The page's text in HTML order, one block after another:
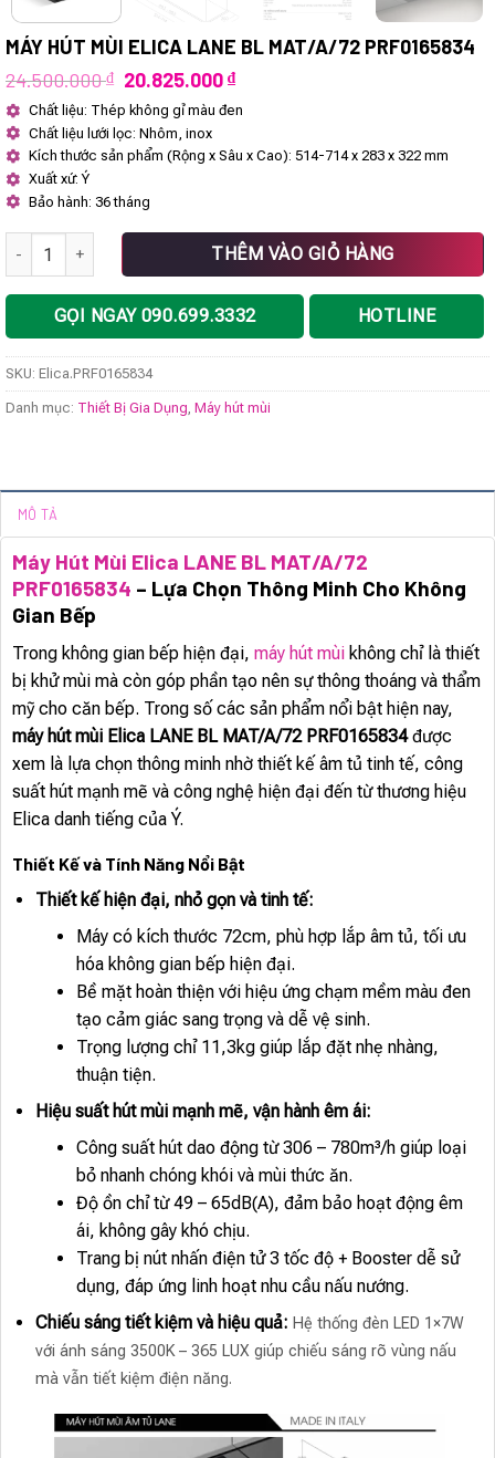
MÁY HÚT MÙI ELICA LANE BL MAT/A/72 PRF0165834
24.500.000₫ Giá
gốc
là:
24.500.000 ₫.
20.825.000₫Giá
tại
20.825.000 ₫.
Chất liệu: Thép không gỉ màu đen
Chất liệu lưới lọc: Nhôm, inox
Kích thước sản phẩm (Rộng x Sâu x Cao): 514-714 x 283 x 322 mm
Xuất xứ: Ý
Bảo hành: 36 tháng
Máy hút mùi Elica LANE BL MAT/A/72 PRF0165834 số lượng
THÊM VÀO GIỎ HÀNG
GỌI NGAY 090.699.3332 HOTLINE
SKU: Elica.PRF0165834
Danh mục: Thiết Bị Gia Dụng, Máy hút mùi
MÔ TẢ
Máy Hút Mùi Elica LANE BL MAT/A/72
PRF0165834 – Lựa Chọn Thông Minh Cho Không
Gian Bếp
Trong không gian bếp hiện đại, máy hút mùi không chỉ là thiết
bị khử mùi mà còn góp phần tạo nên sự thông thoáng và thẩm
mỹ cho căn bếp. Trong số các sản phẩm nổi bật hiện nay,
máy hút mùi Elica LANE BL MAT/A/72 PRF0165834được
xem là lựa chọn thông minh nhờ thiết kế âm tủ tinh tế, công
suất hút mạnh mẽ và công nghệ hiện đại đến từ thương hiệu
Elica danh tiếng của Ý.
Thiết Kế và Tính Năng Nổi Bật
Thiết kế hiện đại, nhỏ gọn và tinh tế:
Máy có kích thước 72cm, phù hợp lắp âm tủ, tối ưu
hóa không gian bếp hiện đại.
Bề mặt hoàn thiện với hiệu ứng chạm mềm màu đen
tạo cảm giác sang trọng và dễ vệ sinh.
Trọng lượng chỉ 11,3kg giúp lắp đặt nhẹ nhàng,
thuận tiện.
Hiệu suất hút mùi mạnh mẽ, vận hành êm ái:
Công suất hút dao động từ 306 – 780m³/h giúp loại
bỏ nhanh chóng khói và mùi thức ăn.
Độ ồn chỉ từ 49 – 65dB(A), đảm bảo hoạt động êm
ái, không gây khó chịu.
Trang bị nút nhấn điện tử 3 tốc độ + Booster dễ sử
dụng, đáp ứng linh hoạt nhu cầu nấu nướng.
Chiếu sáng tiết kiệm và hiệu quả: Hệ thống đèn LED 1×7W
với ánh sáng 3500K – 365 LUX giúp chiếu sáng rõ vùng nấu
mà vẫn tiết kiệm điện năng.